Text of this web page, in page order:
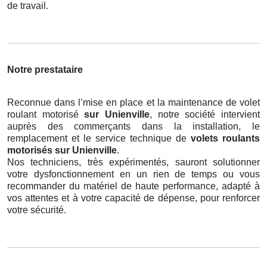
de travail.
Notre prestataire
Reconnue dans l’mise en place et la maintenance de volet
roulant motorisésur Unienville, notre société intervient
auprès des commerçants dans la installation, le
remplacement et le service technique de volets roulants
motorisés sur Unienville.
Nos techniciens, très expérimentés, sauront solutionner
votre dysfonctionnement en un rien de temps ou vous
recommander du matériel de haute performance, adapté à
vos attentes et à votre capacité de dépense, pour renforcer
votre sécurité.